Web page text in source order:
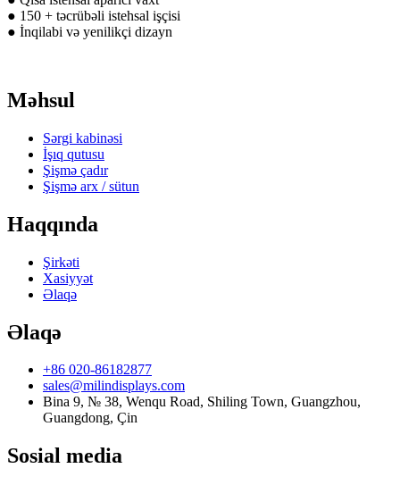
● 150 + təcrübəli istehsal işçisi
● İnqilabi və yenilikçi dizayn
Məhsul
Sərgi kabinəsi
İşıq qutusu
Şişmə çadır
Şişmə arx / sütun
Haqqında
Şirkəti
Xasiyyət
Əlaqə
Əlaqə
+86 020-86182877
sales@milindisplays.com
Bina 9, № 38, Wenqu Road, Shiling Town, Guangzhou,
Guangdong, Çin
Sosial media